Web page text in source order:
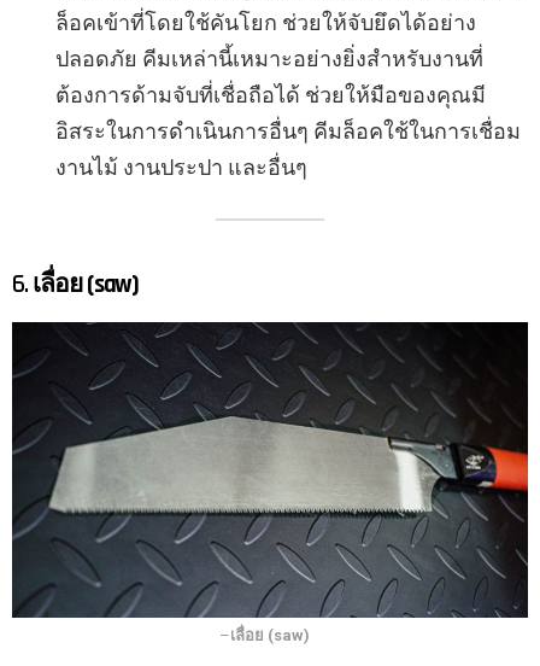
ล็อคเข้าที่โดยใช้คันโยก ช่วยให้จับยึดได้อย่าง
ปลอดภัย คีมเหล่านี้เหมาะอย่างยิ่งสำหรับงานที่
ต้องการด้ามจับที่เชื่อถือได้ ช่วยให้มือของคุณมี
อิสระในการดำเนินการอื่นๆ คีมล็อคใช้ในการเชื่อม
งานไม้ งานประปา และอื่นๆ
6.เลื่อย (saw)
–เลื่อย (saw)